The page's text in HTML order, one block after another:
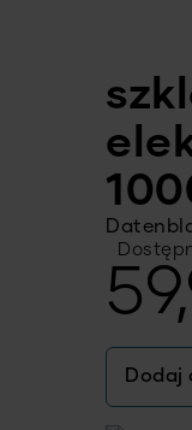
Dodaj